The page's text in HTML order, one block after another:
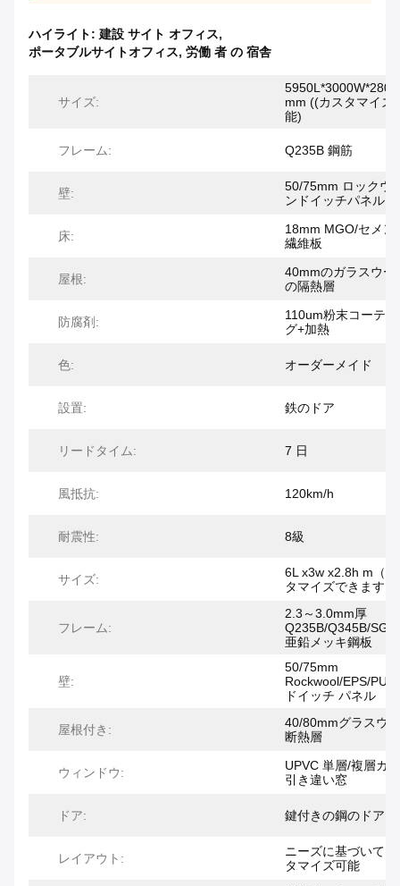
ハイライト: 建設 サイト オフィス,
ポータブルサイトオフィス, 労働 者 の 宿舎
サイズ:
mm ((カスタマイズ
能)
フレーム: Q235B 鋼筋
壁:
50/75mm ロックウ
ンドイッチパネル
床:
18mm MGO/セメン
繊維板
屋根:
40mmのガラスウー
の隔熱層
防腐剤:
110um粉末コーテ
グ+加熱
色: オーダーメイド
設置: 鉄のドア
リードタイム: 7 日
風抵抗: 120km/h
耐震性: 8級
サイズ:
6L x3w x2.8h m（
タマイズできます）
フレーム:
2.3～3.0mm厚
Q235B/Q345B/
亜鉛メッキ鋼板
壁:
50/75mm
Rockwool/EPS/PU
ドイッチ パネル
屋根付き:
40/80mmグラスウ
断熱層
ウィンドウ:
UPVC 単層/複層ガ
引き違い窓
ドア: 鍵付きの鋼のドア
レイアウト:
ニーズに基づいてカ
タマイズ可能